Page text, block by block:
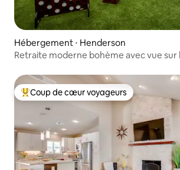
Hébergement ⋅ Henderson
Retraite moderne bohème avec vue sur
Coups de cœur voyageurs les plus
Coup de cœur voyageurs